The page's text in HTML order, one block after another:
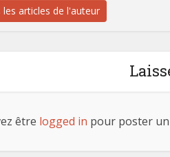
les articles de l'auteur
être logged in pour poster